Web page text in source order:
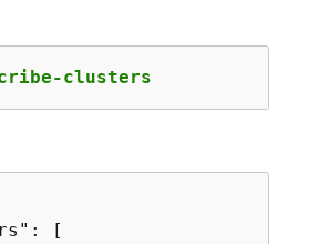
clusters
[